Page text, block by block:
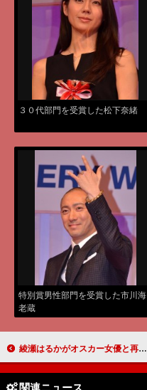
３０代部門を受賞した松下奈緒
特別賞男性部門を受賞した市川海
老蔵
綾瀬はるかがオスカー女優と再会 Ｋ・ブランシェット、運命を変えた経験を明かす
関連ニュース